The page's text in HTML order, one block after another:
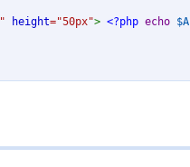
" height="50px"> <?php echo